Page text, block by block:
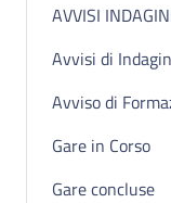
AVVISI
Avvisi di
Avviso di
Gare in Corso
Gare concluse